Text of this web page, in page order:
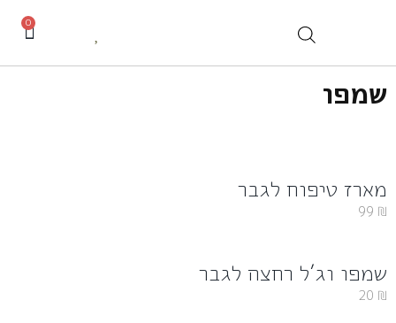
0
שמפו
מארז טיפוח לגבר
99 ₪
שמפו וג’ל רחצה לגבר
20 ₪